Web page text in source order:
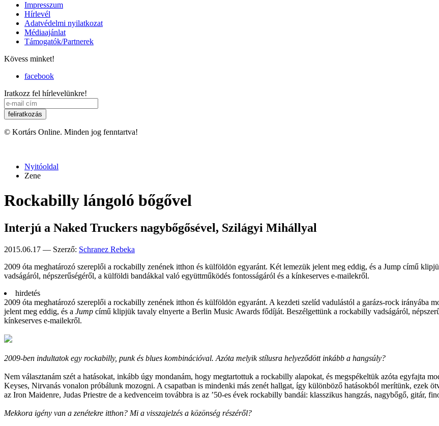
Impresszum
Hírlevél
Adatvédelmi nyilatkozat
Médiaajánlat
Támogatók/Partnerek
Kövess minket!
facebook
Iratkozz fel hírlevelünkre!
© Kortárs Online. Minden jog fenntartva!
Nyitóoldal
Zene
Rockabilly lángoló bőgővel
Interjú a Naked Truckers nagybőgősével, Szilágyi Mihállyal
2015.06.17 — Szerző: Schranez Rebeka
2009 óta meghatá­rozó szereplői a rocka­billy zenének itthon és külföl­dön egy­aránt. Két leme­zük jelent meg eddig, és a Jump című
vadsá­gáról, népsze­rűsé­géről, a kül­földi ban­dák­kal való együtt­műkö­dés fontos­ságá­ról és a kínke­serves e-mailek­ről.
hirdetés
2009 óta meghatározó szereplői a rockabilly zenének itthon és külföldön egyaránt. A kezdeti szelíd vadulástól a garázs-rock irányába
jelent meg eddig, és a Jump című klipjük tavaly elnyerte a Berlin Music Awards fődíját. Beszélgettünk a rockabilly vadságáról,
kínkeserves e-mailekről.
2009-ben indultatok egy rockabilly, punk és blues kombinációval. Azóta melyik stílusra helyeződött inkább a hangsúly?
Nem választanám szét a hatásokat, inkább úgy mondanám, hogy megtartottuk a rockabilly alapokat, és megspékeltük azóta egyfajta
Keyses, Nirvanás vonalon próbálunk mozogni. A csapatban is mindenki más zenét hallgat, így különböző hatásokból merítünk, ezek
az Iron Maidenre, Judas Priestre de a kedvenceim továbbra is az ’50-es évek rockabilly bandái: klasszikus hangzás, nagybőgő, gitár,
Mekkora igény van a zenétekre itthon? Mi a visszajelzés a közönség részéről?